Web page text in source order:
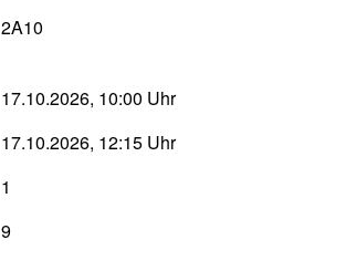
2A10
17.10.2026, 10:00 Uhr
17.10.2026, 12:15 Uhr
1
9